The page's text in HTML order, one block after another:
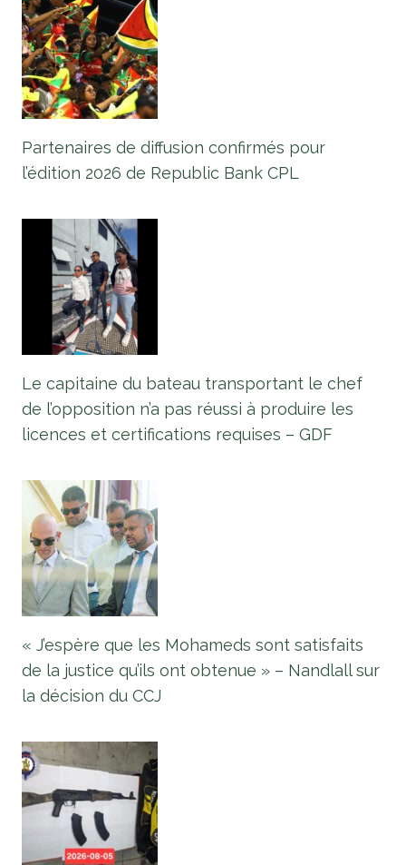
Partenaires de diffusion confirmés pour
l’édition 2026 de Republic Bank CPL
Le capitaine du bateau transportant le chef
de l’opposition n’a pas réussi à produire les
licences et certifications requises – GDF
« J’espère que les Mohameds sont satisfaits
de la justice qu’ils ont obtenue » – Nandlall sur
la décision du CCJ